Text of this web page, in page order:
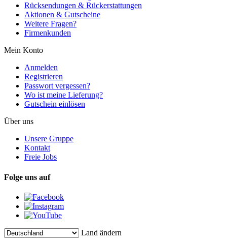
Rücksendungen & Rückerstattungen
Aktionen & Gutscheine
Weitere Fragen?
Firmenkunden
Mein Konto
Anmelden
Registrieren
Passwort vergessen?
Wo ist meine Lieferung?
Gutschein einlösen
Über uns
Unsere Gruppe
Kontakt
Freie Jobs
Folge uns auf
Land ändern